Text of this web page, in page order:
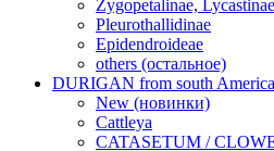
Zygopetalinae,
Pleurothallidinae
Epidendroideae
others (остальное)
DURIGAN from south
New (новинки)
Cattleya
CATASETUM /